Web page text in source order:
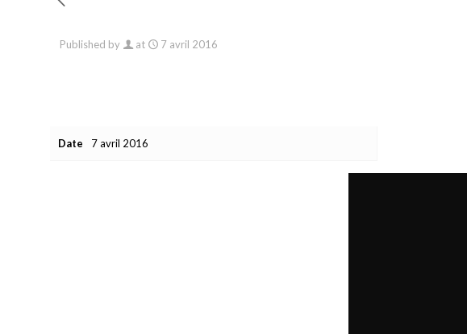
Published by at 7 avril 2016
Date 7 avril 2016